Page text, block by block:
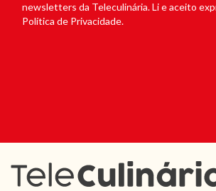
newsletters da Teleculinária. Li e aceito
Política de Privacidade.